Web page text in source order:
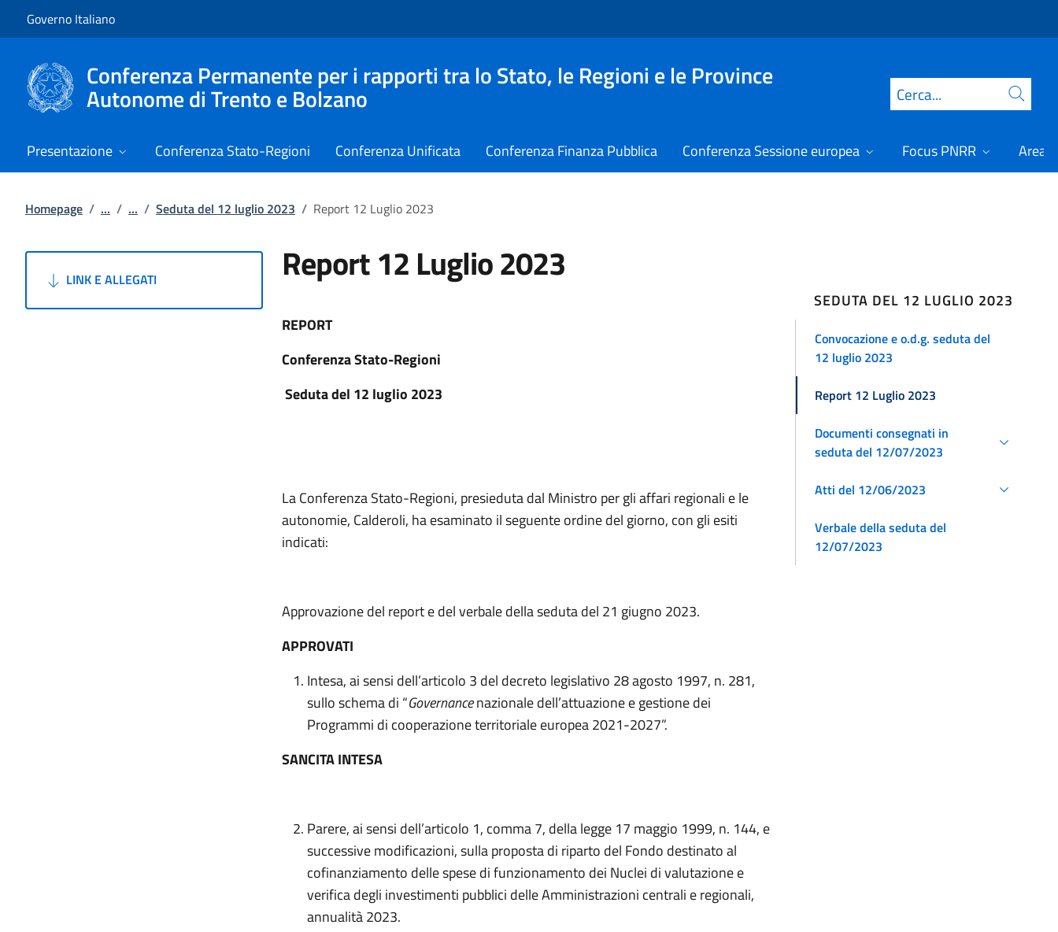
Governo Italiano
Conferenza Permanente per i rapporti tra lo Stato, le Regioni e le Province
Autonome di Trento e Bolzano Cerca
Presentazione Conferenza Stato-Regioni Conferenza Unificata Conferenza Finanza Pubblica Conferenza Sessione europea Focus PNRR Area
Homepage / ... / ... / Seduta del 12 luglio 2023 / Report 12 Luglio 2023
LINK E ALLEGATI Report 12 Luglio 2023
REPORT
Conferenza Stato-Regioni
Seduta del 12 luglio 2023
La Conferenza Stato-Regioni, presieduta dal Ministro per gli affari regionali e le
autonomie, Calderoli, ha esaminato il seguente ordine del giorno, con gli esiti
indicati:
Approvazione del report e del verbale della seduta del 21 giugno 2023.
APPROVATI
Intesa, ai sensi dell’articolo 3 del decreto legislativo 28 agosto 1997, n. 281,
sullo schema di “Governancenazionale dell’attuazione e gestione dei
Programmi di cooperazione territoriale europea 2021-2027”.
SANCITA INTESA
Parere, ai sensi dell’articolo 1, comma 7, della legge 17 maggio 1999, n. 144, e
successive modificazioni, sulla proposta di riparto del Fondo destinato al
cofinanziamento delle spese di funzionamento dei Nuclei di valutazione e
verifica degli investimenti pubblici delle Amministrazioni centrali e regionali,
annualità 2023.
SEDUTA DEL 12 LUGLIO 2023
Convocazione e o.d.g. seduta del
12 luglio 2023
Report 12 Luglio 2023
Documenti consegnati in
seduta del 12/07/2023
Atti del 12/06/2023
Verbale della seduta del
12/07/2023